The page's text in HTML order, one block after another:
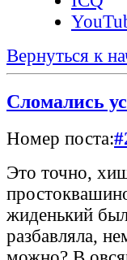
Вернуться к
Сломались
Номер поста:
Это точно,
жиденький
разбавляла,